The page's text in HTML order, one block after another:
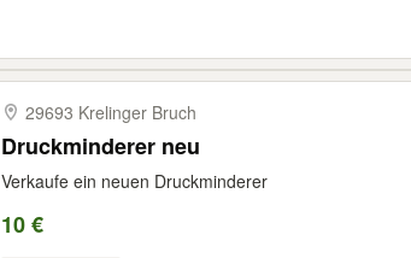
29693 Krelinger Bruch
Druckminderer neu
Verkaufe ein neuen Druckminderer
10 €